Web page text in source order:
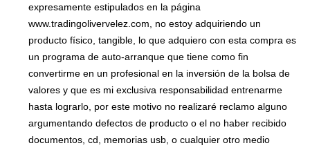
expresamente estipulados en la página
www.tradingolivervelez.com, no estoy adquiriendo un
producto físico, tangible, lo que adquiero con esta compra es
un programa de auto-arranque que tiene como fin
convertirme en un profesional en la inversión de la bolsa de
valores y que es mi exclusiva responsabilidad entrenarme
hasta lograrlo, por este motivo no realizaré reclamo alguno
argumentando defectos de producto o el no haber recibido
documentos, cd, memorias usb, o cualquier otro medio